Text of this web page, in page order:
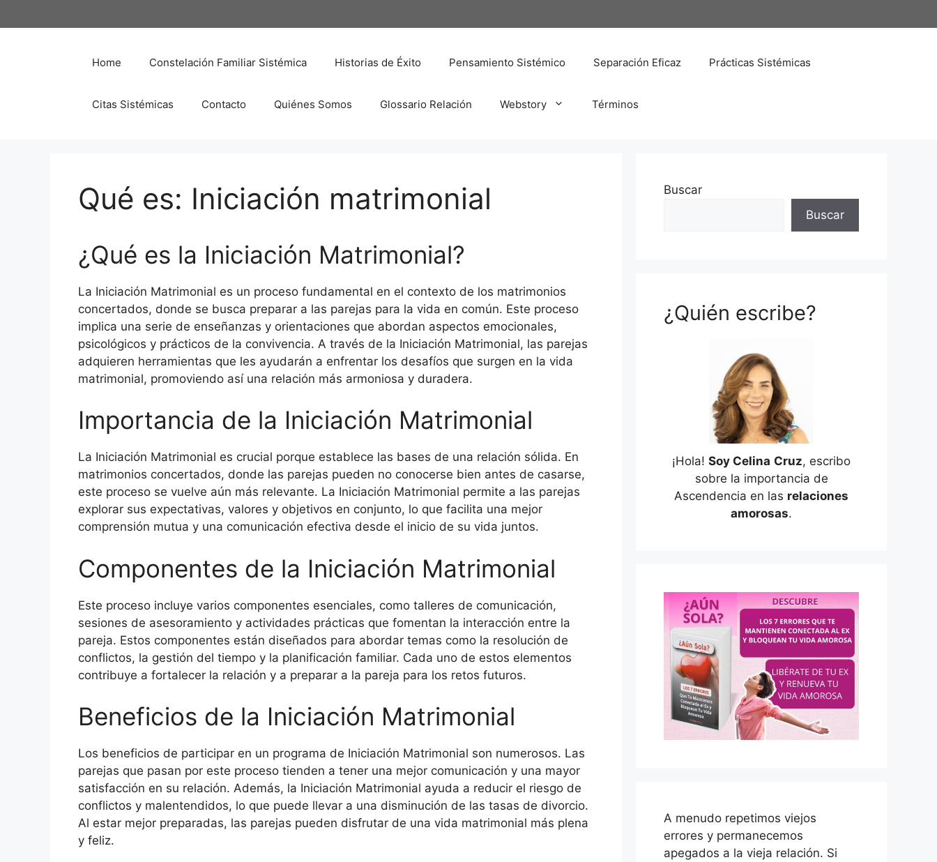
al
Home Constelación Familiar Sistémica Historias de Éxito Pensamiento Sistémico Separación Eficaz Prácticas Sistémicas
Citas Sistémicas Contacto Quiénes Somos Glossario Relación Webstory Términos
Qué es: Iniciación matrimonial
¿Qué es la Iniciación Matrimonial?
La Iniciación Matrimonial es un proceso fundamental en el contexto de los matrimonios
concertados, donde se busca preparar a las parejas para la vida en común. Este proceso
implica una serie de enseñanzas y orientaciones que abordan aspectos emocionales,
psicológicos y prácticos de la convivencia. A través de la Iniciación Matrimonial, las parejas
adquieren herramientas que les ayudarán a enfrentar los desafíos que surgen en la vida
matrimonial, promoviendo así una relación más armoniosa y duradera.
Importancia de la Iniciación Matrimonial
La Iniciación Matrimonial es crucial porque establece las bases de una relación sólida. En
matrimonios concertados, donde las parejas pueden no conocerse bien antes de casarse,
este proceso se vuelve aún más relevante. La Iniciación Matrimonial permite a las parejas
explorar sus expectativas, valores y objetivos en conjunto, lo que facilita una mejor
comprensión mutua y una comunicación efectiva desde el inicio de su vida juntos.
Componentes de la Iniciación Matrimonial
Este proceso incluye varios componentes esenciales, como talleres de comunicación,
sesiones de asesoramiento y actividades prácticas que fomentan la interacción entre la
pareja. Estos componentes están diseñados para abordar temas como la resolución de
conflictos, la gestión del tiempo y la planificación familiar. Cada uno de estos elementos
contribuye a fortalecer la relación y a preparar a la pareja para los retos futuros.
Beneficios de la Iniciación Matrimonial
Los beneficios de participar en un programa de Iniciación Matrimonial son numerosos. Las
parejas que pasan por este proceso tienden a tener una mejor comunicación y una mayor
satisfacción en su relación. Además, la Iniciación Matrimonial ayuda a reducir el riesgo de
conflictos y malentendidos, lo que puede llevar a una disminución de las tasas de divorcio.
Al estar mejor preparadas, las parejas pueden disfrutar de una vida matrimonial más plena
y feliz.
Buscar
Buscar
¿Quién escribe?
¡Hola! Soy Celina Cruz, escribo
sobre la importancia de
Ascendencia en las relaciones
amorosas.
A menudo repetimos viejos
errores y permanecemos
apegados a la vieja relación. Si